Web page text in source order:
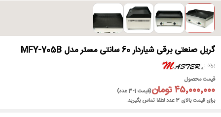
گریل صنعتی برقی شیاردار 60 سانتی مستر مدل MFY-705B
برند
قیمت محصول
۴۵٬۰۰۰٬۰۰۰ تومان
(قیمت 1-3 عدد)
برای قیمت بالای 3 عدد لطفا تماس بگیرید.